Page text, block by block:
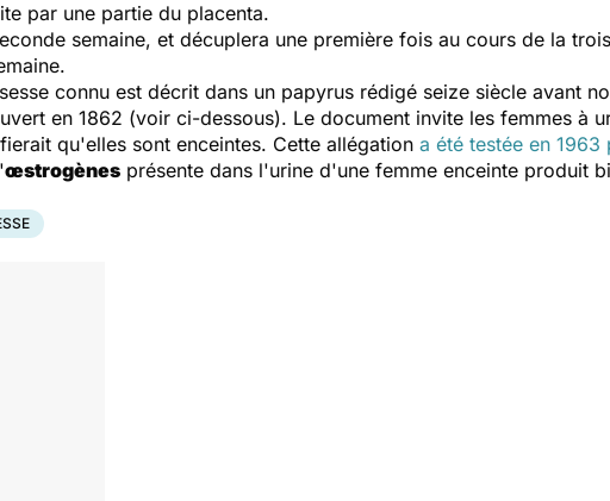
par une partie du placenta.
semaine, et décuplera une première fois au cours de la
connu est décrit dans un papyrus rédigé seize siècle avant
en 1862 (voir ci-dessous). Le document invite les femmes à
qu'elles sont enceintes. Cette allégation a été testée en
œstrogènes présente dans l'urine d'une femme enceinte produit